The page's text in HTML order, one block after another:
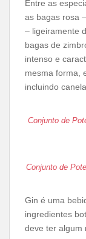
Entre as
as bagas rosa
– ligeiramente
bagas de
intenso e
mesma forma,
incluindo
Conjunto de
Conjunto de
Gin é uma
ingredientes
deve ter algum